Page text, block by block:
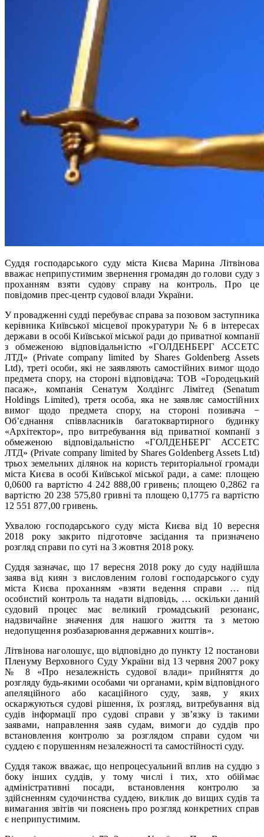
Суддя господарського суду міста Києва Марина Літвінова
вважає неприпустимим звернення громадян до голови суду з
проханням взяти судову справу на контроль. Про це
повідомив прес-центр судової влади України.
У провадженні судді перебуває справа за позовом заступника
керівника Київської місцевої прокуратури № 6 в інтересах
держави в особі Київської міської ради до приватної компанії
з обмеженою відповідальністю «ГОЛДЕНБЕРГ АССЕТС
ЛТД» (Private company limited by Shares Goldenberg Assets
Ltd), треті особи, які не заявляють самостійних вимог щодо
предмета спору, на стороні відповідача: ТОВ «Городецький
пасаж», компанія Сенатум Холдінгс Лімітед (Senatum
Holdings Limited), третя особа, яка не заявляє самостійних
вимог щодо предмета спору, на стороні позивача −
Об’єднання співвласників багатоквартирного будинку
«Архітектор», про витребування від приватної компанії з
обмеженою відповідальністю «ГОЛДЕНБЕРГ АССЕТС
ЛТД» (Private company limited by Shares Goldenberg Assets Ltd)
трьох земельних ділянок на користь територіальної громади
міста Києва в особі Київської міської ради, а саме: площею
0,0600 га вартістю 4 242 888,00 гривень; площею 0,2862 га
вартістю 20 238 575,80 гривні та площею 0,1775 га вартістю
12 551 877,00 гривень.
Ухвалою господарського суду міста Києва від 10 вересня
2018 року закрито підготовче засідання та призначено
розгляд справи по суті на 3 жовтня 2018 року.
Суддя зазначає, що 17 вересня 2018 року до суду надійшла
заява від киян з висловленим голові господарського суду
міста Києва проханням «взяти ведення справи … під
особистий контроль та надати відповідь, … оскільки даний
судовий процес має великий громадський резонанс,
надзвичайне значення для нашого життя та з метою
недопущення розбазарювання державних коштів».
Літвінова наголошує, що відповідно до пункту 12 постанови
Пленуму Верховного Суду України від 13 червня 2007 року
№ 8 «Про незалежність судової влади» прийняття до
розгляду будь-якими особами чи органами, крім відповідного
апеляційного або касаційного суду, заяв, у яких
оскаржуються судові рішення, їх розгляд, витребування від
судів інформації про судові справи у зв’язку із такими
заявами, направлення заяв судам, вимоги до суддів про
встановлення контролю за розглядом справи судом чи
суддею є порушенням незалежності та самостійності суду.
Суддя також вважає, що непроцесуальний вплив на суддю з
боку інших суддів, у тому числі і тих, хто обіймає
адміністративні посади, встановлення контролю за
здійсненням судочинства суддею, виклик до вищих судів та
вимагання звітів чи пояснень про розгляд конкретних справ
є неприпустимим.